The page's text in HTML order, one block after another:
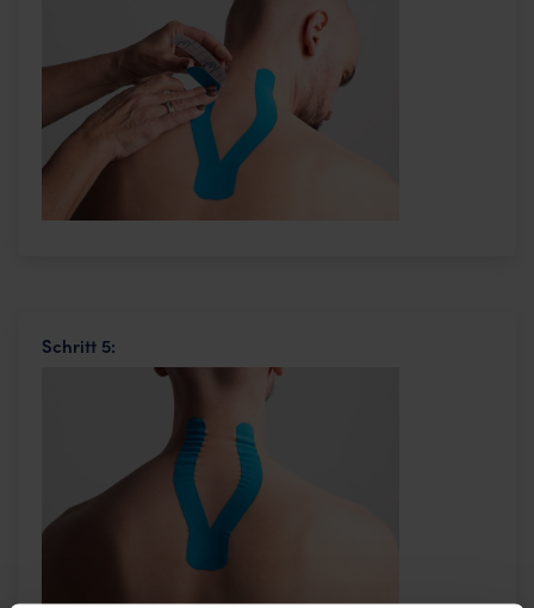
Schritt 5: